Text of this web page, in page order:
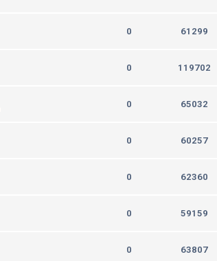
0 61299
0 119702
0 65032
0 60257
0 62360
0 59159
0 63807